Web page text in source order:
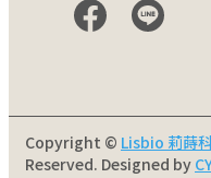
Copyright © Lisbio 莉蒔
Reserved. Designed by